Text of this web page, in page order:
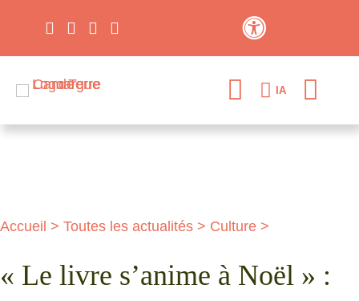
IA
Accueil > Toutes les actualités > Culture >
« Le livre s’anime à Noël » :